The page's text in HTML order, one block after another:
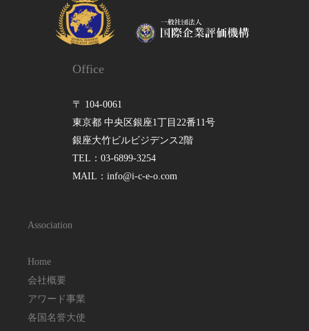
Office
〒 104-0061
東京都 中央区銀座1丁目22番11号
銀座大竹ビルビジデンス2階
TEL：03-6899-3254
MAIL：info@i-c-e-o.com
Association
Home
会社概要
アワード事業
各国名誉大使